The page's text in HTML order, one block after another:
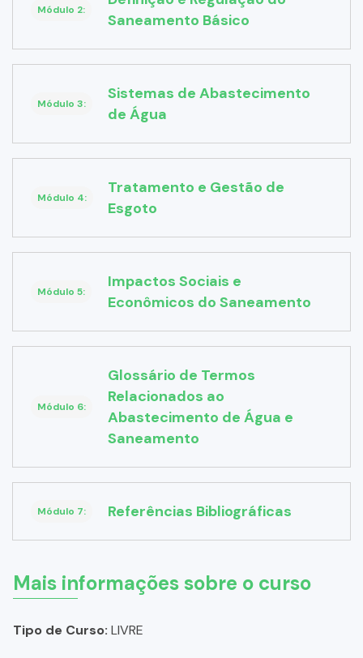
Módulo 2:
Saneamento Básico
Módulo 3:
Sistemas de Abastecimento
de Água
Módulo 4:
Tratamento e Gestão de
Esgoto
Módulo 5:
Impactos Sociais e
Econômicos do Saneamento
Módulo 6:
Glossário de Termos
Relacionados ao
Abastecimento de Água e
Saneamento
Módulo 7: Referências Bibliográficas
Mais informações sobre o curso
Tipo de Curso: LIVRE